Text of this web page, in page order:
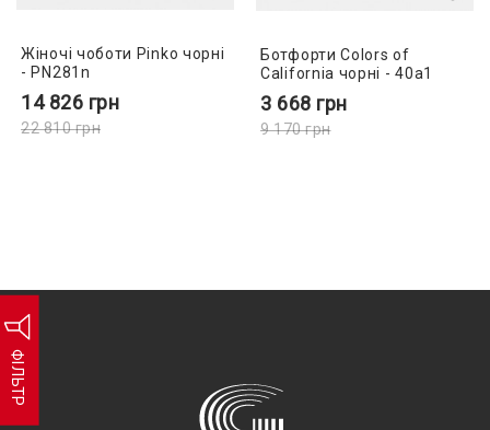
ФІЛЬТР
Жіночі чоботи Pinko чорні
- PN281n
14 826 грн
22 810грн
Ботфорти Colors of
California чорні - 40a1
3 668 грн
9 170грн